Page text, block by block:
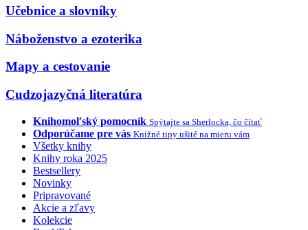
Učebnice a slovníky
Náboženstvo a ezoterika
Mapy a cestovanie
Cudzojazyčná literatúra
Knihomoľský pomocník Spýtajte sa Sherlocka, čo čítať
Odporúčame pre vás Knižné tipy ušité na mieru vám
Všetky knihy
Knihy roka 2025
Bestsellery
Novinky
Pripravované
Akcie a zľavy
Kolekcie